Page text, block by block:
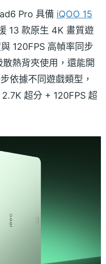
Pro 具備 iQOO 15
13 款原生 4K 畫質遊
120FPS 高幀率同步
熱背夾使用，還能開
依據不同遊戲類型，
超分 + 120FPS 超